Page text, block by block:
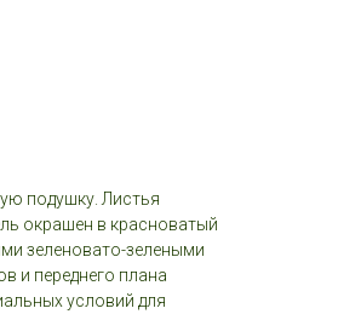
подушку. Листья
окрашен в красноватый
зеленовато-зелеными
и переднего плана
условий для